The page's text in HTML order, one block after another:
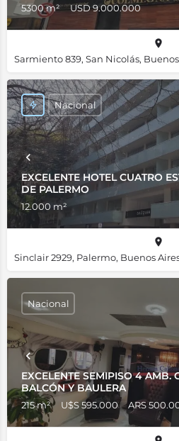
5300 m² USD 9.000.000
EXCELENTE HOTEL CUATRO
DE PALERMO
12.000 m²
Nacional
EXCELENTE SEMIPISO 4 AMB.
BALCÓN Y BAULERA
215 m² U$S 595.000 ARS
Nacional